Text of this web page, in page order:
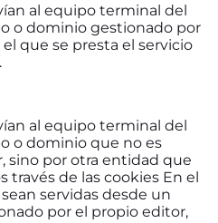
al equipo terminal del
o dominio gestionado por
que se presta el servicio
al equipo terminal del
o dominio que no es
sino por otra entidad que
través de las cookies En el
servidas desde un
por el propio editor,